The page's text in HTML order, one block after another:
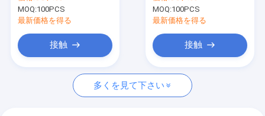
ニュース
場合
プラスティック容器のびん
セス
MOQ:100PCS
最新価格を得る
接触
久性
MOQ:100PCS
最新価格を得る
接触
多くを見て下さい